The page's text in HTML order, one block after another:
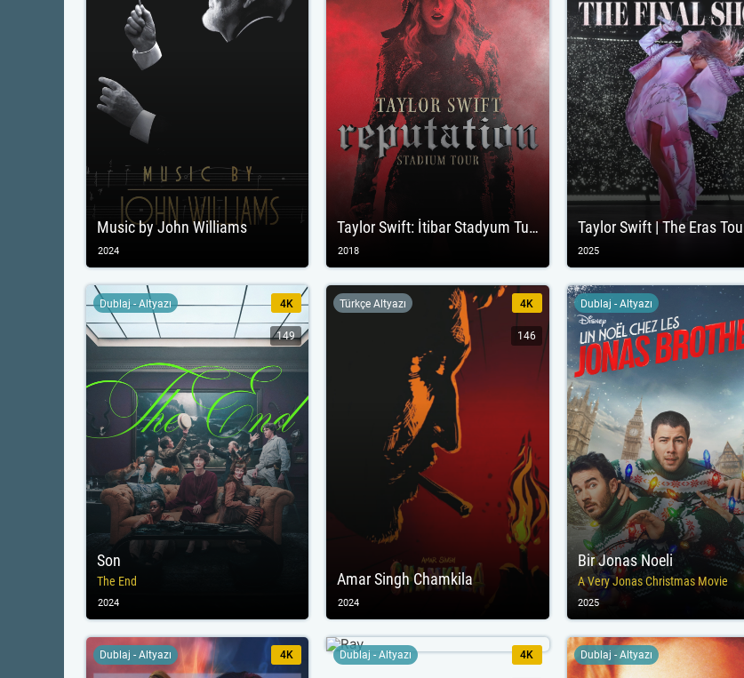
Music by John Williams
2024
Taylor Swift: İtibar Stadyum Turu
2018 2025
Son
The End
Dublaj - Altyazı 4K
149
2024
Amar Singh Chamkila
Türkçe Altyazı 4K
146
2024
Bir Jonas Noeli
A Very Jonas Christmas Movie
Dublaj - Altyazı
2025
Dublaj - Altyazı 4K Dublaj - Altyazı 4K Dublaj - Altyazı